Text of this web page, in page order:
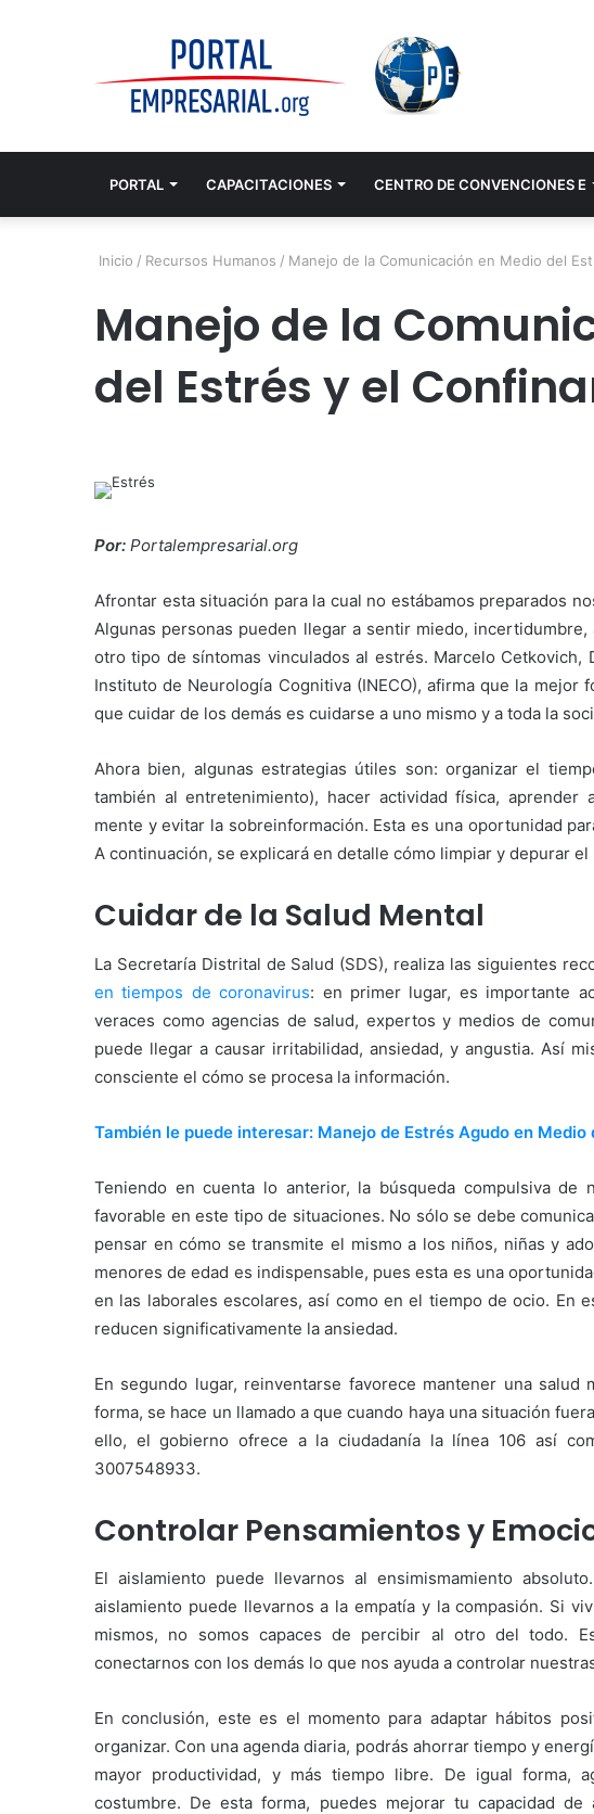
PORTAL CAPACITACIONES CENTRO DE CONVENCIONES E
Inicio / Recursos Humanos / Manejo de la Comunicación en Medio del
Manejo de la
del Estrés y el
Por: Portalempresarial.org
Afrontar esta situación para la cual no estábamos preparados
Algunas personas pueden llegar a sentir miedo,
otro tipo de síntomas vinculados al estrés. Marcelo
Instituto de Neurología Cognitiva (INECO), afirma que la
que cuidar de los demás es cuidarse a uno mismo y a toda la
Ahora bien, algunas estrategias útiles son: organizar el
también al entretenimiento), hacer actividad física,
mente y evitar la sobreinformación. Esta es una oportunidad
A continuación, se explicará en detalle cómo limpiar y depurar
Cuidar de la Salud Mental
La Secretaría Distrital de Salud (SDS), realiza las siguientes
en tiempos de coronavirus: en primer lugar, es importante
veraces como agencias de salud, expertos y medios de
puede llegar a causar irritabilidad, ansiedad, y angustia. Así
consciente el cómo se procesa la información.
También le puede interesar: Manejo de Estrés Agudo en Medio
Teniendo en cuenta lo anterior, la búsqueda compulsiva de
favorable en este tipo de situaciones. No sólo se debe
pensar en cómo se transmite el mismo a los niños, niñas y
menores de edad es indispensable, pues esta es una
en las laborales escolares, así como en el tiempo de ocio. En
reducen significativamente la ansiedad.
En segundo lugar, reinventarse favorece mantener una salud
forma, se hace un llamado a que cuando haya una situación
ello, el gobierno ofrece a la ciudadanía la línea 106 así
3007548933.
Controlar Pensamientos y
El aislamiento puede llevarnos al ensimismamiento
aislamiento puede llevarnos a la empatía y la compasión. Si
mismos, no somos capaces de percibir al otro del todo.
conectarnos con los demás lo que nos ayuda a controlar
En conclusión, este es el momento para adaptar hábitos
organizar. Con una agenda diaria, podrás ahorrar tiempo y
mayor productividad, y más tiempo libre. De igual forma,
costumbre. De esta forma, puedes mejorar tu capacidad de